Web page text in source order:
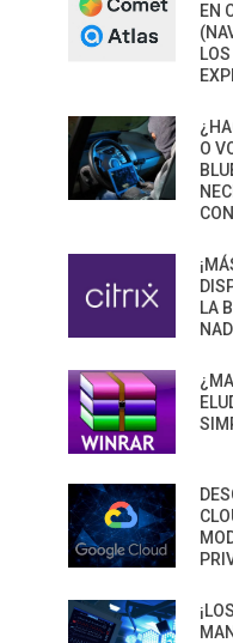
EN
O
LA